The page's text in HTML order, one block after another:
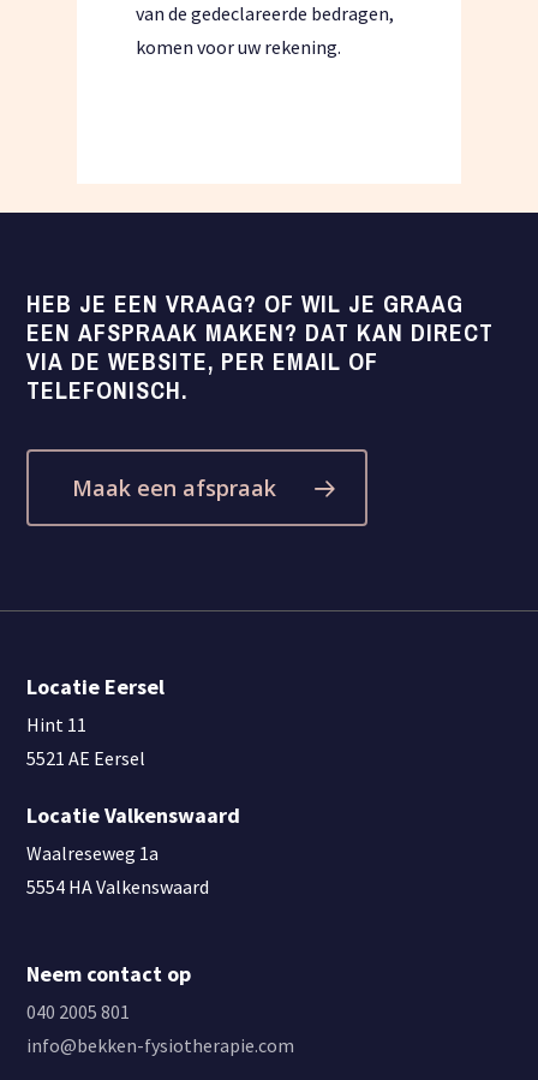
van de gedeclareerde bedragen,
komen voor uw rekening.
HEB JE EEN VRAAG? OF WIL JE GRAAG
EEN AFSPRAAK MAKEN? DAT KAN DIRECT
VIA DE WEBSITE, PER EMAIL OF
TELEFONISCH.
Maak een afspraak
Locatie Eersel
Hint 11
5521 AE Eersel
Locatie Valkenswaard
Waalreseweg 1a
5554 HA Valkenswaard
Neem contact op
040 2005 801
info@bekken-fysiotherapie.com